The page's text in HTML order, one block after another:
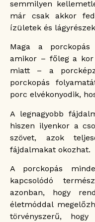
semmilyen
már csak akkor
ízületek és
Maga a porckopás
amikor – főleg a
miatt – a
porckopás
porc elvékonyodik,
A legnagyobb
hiszen ilyenkor a
szövet, azok
fájdalmakat okozhat.
A porckopás
kapcsolódó
azonban, hogy
életmóddal
törvényszerű,